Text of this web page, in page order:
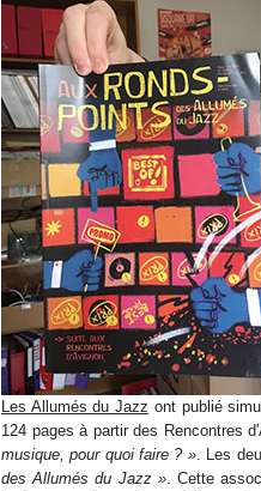
Les Allumés du Jazz ont publié
124 pages à partir des Rencontres
musique, pour quoi faire ? ». Les
des Allumés du Jazz ». Cette